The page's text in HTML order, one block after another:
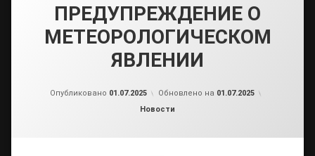
ПРЕДУПРЕЖДЕНИЕ О
МЕТЕОРОЛОГИЧЕСКОМ
ЯВЛЕНИИ
Опубликовано 01.07.2025 Обновлено на 01.07.2025
Рубрики:
Новости